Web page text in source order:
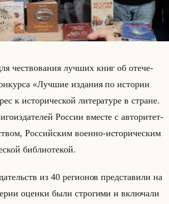
че­ство­ва­ния луч­ших книг об оте­че­
«Лучшие издания по истории
к ис­то­ри­че­ской ли­те­ра­ту­ре в стране.
Рос­сии вме­сте с ав­то­ри­тет­
Рос­сийским во­ен­но-ис­то­ри­че­ским
биб­лио­те­кой.
из 40 ре­ги­онов пред­ста­ви­ли на
оцен­ки были стро­ги­ми и вклю­ча­ли